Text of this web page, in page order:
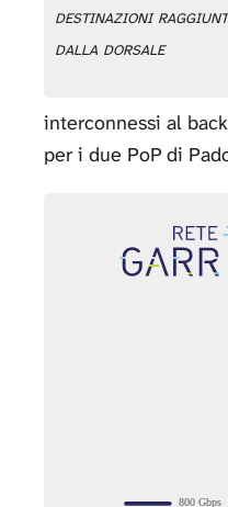
destinazioni
dalla dorsale
interconnessi al
per i due PoP di